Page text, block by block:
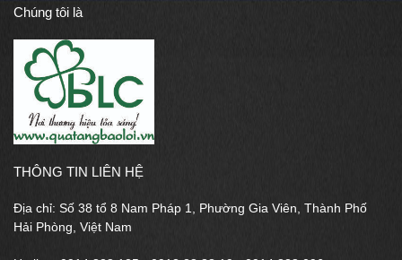
Chúng tôi là
THÔNG TIN LIÊN HỆ
Địa chỉ: Số 38 tổ 8 Nam Pháp 1, Phường Gia Viên, Thành Phố
Hải Phòng, Việt Nam